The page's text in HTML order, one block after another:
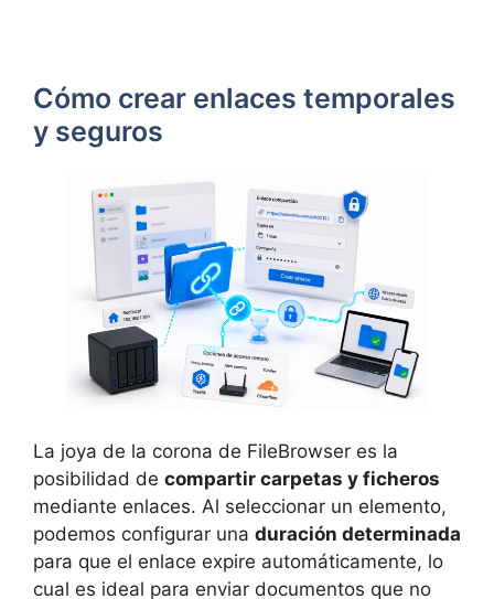
Cómo crear enlaces temporales
y seguros
La joya de la corona de FileBrowser es la
posibilidad de compartir carpetas y ficheros
mediante enlaces. Al seleccionar un elemento,
podemos configurar una duración determinada
para que el enlace expire automáticamente, lo
cual es ideal para enviar documentos que no